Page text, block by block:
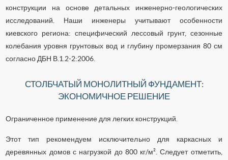
конструкции на основе детальных инженерно-геологических
исследований. Наши инженеры учитывают особенности
киевского региона: специфический лессовый грунт, сезонные
колебания уровня грунтовых вод и глубину промерзания 80 см
согласно ДБН В.1.2-2:2006.
СТОЛБЧАТЫЙ МОНОЛИТНЫЙ ФУНДАМЕНТ:
ЭКОНОМИЧНОЕ РЕШЕНИЕ
Ограниченное применение для легких конструкций.
Этот тип рекомендуем исключительно для каркасных и
деревянных домов с нагрузкой до 800 кг/м². Следует отметить,